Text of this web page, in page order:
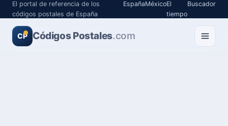
El portal de referencia de los
códigos postales de España
EspañaMéxicoEl
tiempo
Buscador
CP Códigos Postales.com